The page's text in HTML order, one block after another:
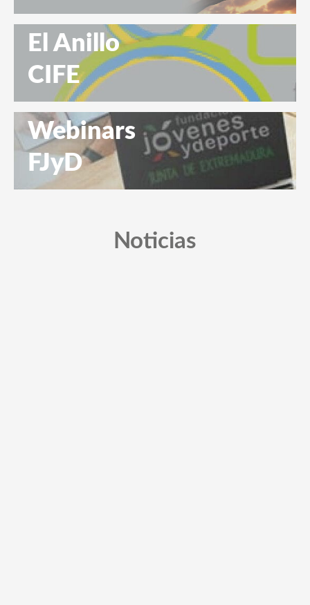
El Anillo
CIFE
Webinars
FJyD
Noticias